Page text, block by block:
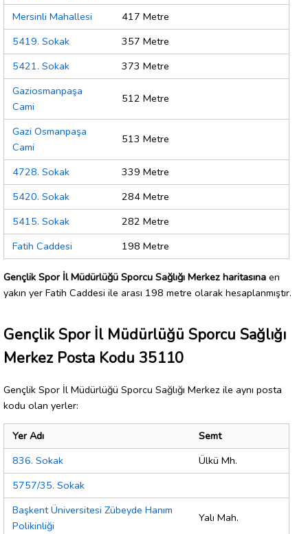
Mersinli Mahallesi
417 Metre
5419. Sokak
357 Metre
5421. Sokak
373 Metre
Gaziosmanpaşa
Cami
512 Metre
Gazi Osmanpaşa
Cami
513 Metre
4728. Sokak
339 Metre
5420. Sokak
284 Metre
5415. Sokak
282 Metre
Fatih Caddesi
198 Metre
Gençlik Spor İl Müdürlüğü Sporcu Sağlığı Merkez haritasına en
yakın yer Fatih Caddesi ile arası 198 metre olarak hesaplanmıştır.
Gençlik Spor İl Müdürlüğü Sporcu Sağlığı
Merkez Posta Kodu 35110
Gençlik Spor İl Müdürlüğü Sporcu Sağlığı Merkez ile aynı posta
kodu olan yerler:
Yer Adı
Semt
836. Sokak
Ülkü Mh.
5757/35. Sokak
Başkent Üniversitesi Zübeyde Hanım
Polikinliği
Yalı Mah.